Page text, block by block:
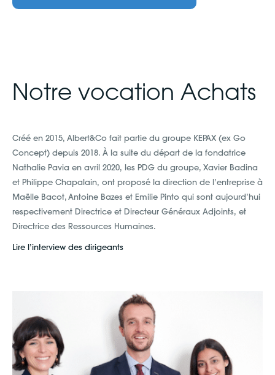
Notre vocation Achats
Créé en 2015, Albert&Co fait partie du groupe KEPAX (ex Go
Concept) depuis 2018. À la suite du départ de la fondatrice
Nathalie Pavia en avril 2020, les PDG du groupe, Xavier Badina
et Philippe Chapalain, ont proposé la direction de l’entreprise à
Maëlle Bacot, Antoine Bazes et Emilie Pinto qui sont aujourd’hui
respectivement Directrice et Directeur Généraux Adjoints, et
Directrice des Ressources Humaines.
Lire l’interview des dirigeants